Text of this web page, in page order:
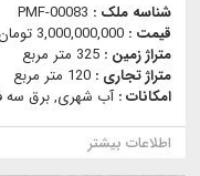
شناسه ملک : PMF-00083
قیمت : 3,000,000,000 تومان
متراژ زمین : 325 متر مربع
متراژ تجاری : 120 متر مربع
امکانات :آب شهری, برق سه
اطلاعات بیشتر